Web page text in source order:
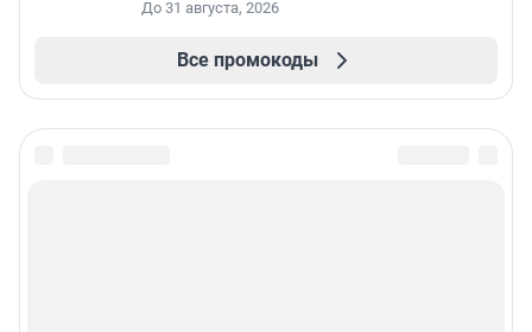
До 31 августа, 2026
Все промокоды